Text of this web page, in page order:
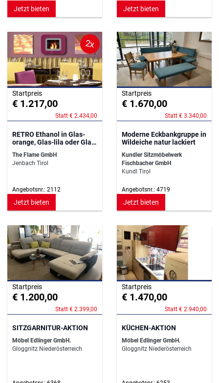
Jetzt bieten Jetzt bieten
2x
Startpreis
€ 1.217,00
Statt € 2.434,00
RETRO Ethanol in Glas-
orange, Glas-lila oder Glas-
The Flame GmbH
Jenbach Tirol
Angebotsnr.: 2112
Jetzt bieten
Startpreis
€ 1.670,00
Statt € 3.340,00
Moderne Eckbankgruppe in
Wildeiche natur lackiert
Kundler Sitzmöbelwerk
Fischbacher GmbH
Kundl Tirol
Angebotsnr.: 4719
Jetzt bieten
Startpreis
€ 1.200,00
Statt € 2.399,00
SITZGARNITUR-AKTION
Möbel Edlinger GmbH.
Gloggnitz Niederösterreich
Startpreis
€ 1.470,00
Statt € 2.940,00
KÜCHEN-AKTION
Möbel Edlinger GmbH.
Gloggnitz Niederösterreich